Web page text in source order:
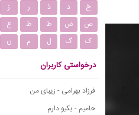
خ
د ذ ر ز
ص
ض ط ظ ع
ک
گ ل م ن
درخواستی کاربران
فرزاد بهرامی - زیبای من
حامیم - یکیو دارم